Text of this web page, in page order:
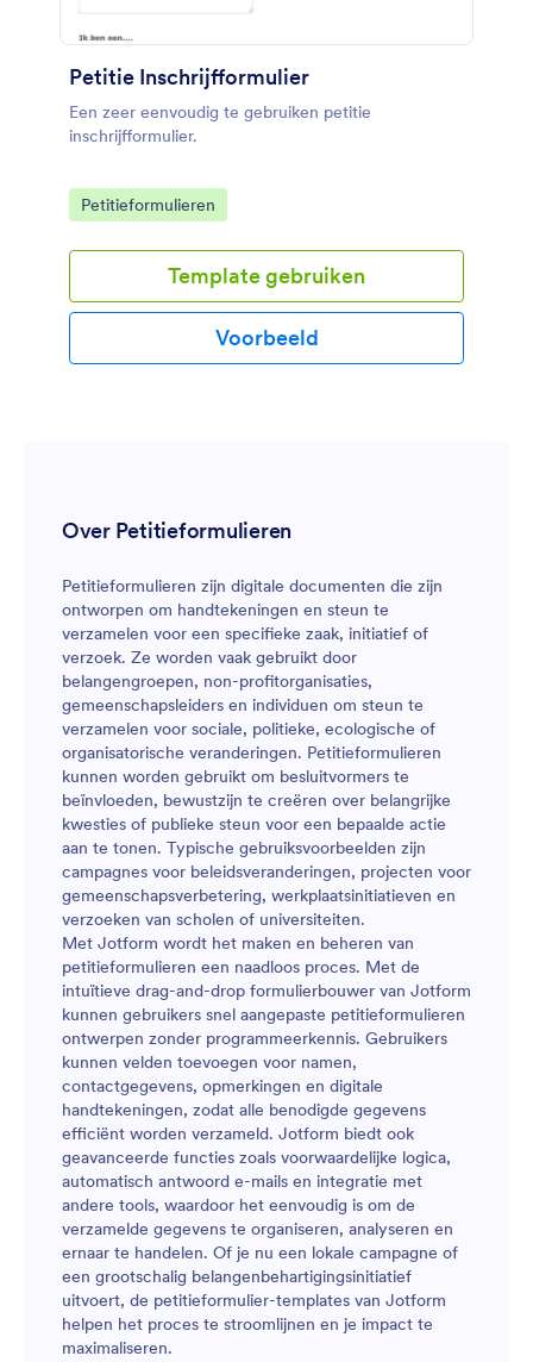
Petitie Inschrijfformulier
Een zeer eenvoudig te gebruiken petitie
inschrijfformulier.
Go to Category:
Petitieformulieren
Template gebruiken
Voorbeeld
Over Petitieformulieren
Petitieformulieren zijn digitale documenten die zijn
ontworpen om handtekeningen en steun te
verzamelen voor een specifieke zaak, initiatief of
verzoek. Ze worden vaak gebruikt door
belangengroepen, non-profitorganisaties,
gemeenschapsleiders en individuen om steun te
verzamelen voor sociale, politieke, ecologische of
organisatorische veranderingen. Petitieformulieren
kunnen worden gebruikt om besluitvormers te
beïnvloeden, bewustzijn te creëren over belangrijke
kwesties of publieke steun voor een bepaalde actie
aan te tonen. Typische gebruiksvoorbeelden zijn
campagnes voor beleidsveranderingen, projecten voor
gemeenschapsverbetering, werkplaatsinitiatieven en
verzoeken van scholen of universiteiten.
Met Jotform wordt het maken en beheren van
petitieformulieren een naadloos proces. Met de
intuïtieve drag-and-drop formulierbouwer van Jotform
kunnen gebruikers snel aangepaste petitieformulieren
ontwerpen zonder programmeerkennis. Gebruikers
kunnen velden toevoegen voor namen,
contactgegevens, opmerkingen en digitale
handtekeningen, zodat alle benodigde gegevens
efficiënt worden verzameld. Jotform biedt ook
geavanceerde functies zoals voorwaardelijke logica,
automatisch antwoord e-mails en integratie met
andere tools, waardoor het eenvoudig is om de
verzamelde gegevens te organiseren, analyseren en
ernaar te handelen. Of je nu een lokale campagne of
een grootschalig belangenbehartigingsinitiatief
uitvoert, de petitieformulier-templates van Jotform
helpen het proces te stroomlijnen en je impact te
maximaliseren.